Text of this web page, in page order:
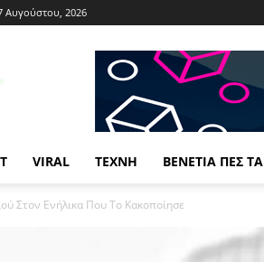
Αυγούστου, 2026
VIRAL ΤΕΧΝΗ ΒΕΝΕΤΙΑ ΠΕΣ ΤΑ
Στον Ενήλικα Που Το Κακοποίησε